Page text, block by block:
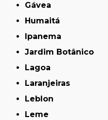
Gávea
Humaitá
Ipanema
Jardim Botânico
Lagoa
Laranjeiras
Leblon
Leme